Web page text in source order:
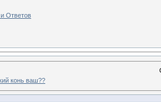
Ответов
конь ваш??